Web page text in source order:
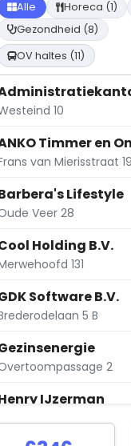
Alle Horeca (1)
Gezondheid (8)
OV haltes (11)
10
Timmer en
van Mierisstraat 19
Lifestyle
Veer 28
Holding B.V.
131
Software B.V.
5 B
2
IJzerman